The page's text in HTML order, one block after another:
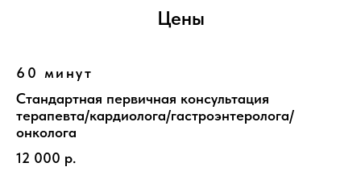
Цены
60 минут
Стандартная первичная консультация
терапевта/кардиолога/гастроэнтеролога/
онколога
12 000 р.